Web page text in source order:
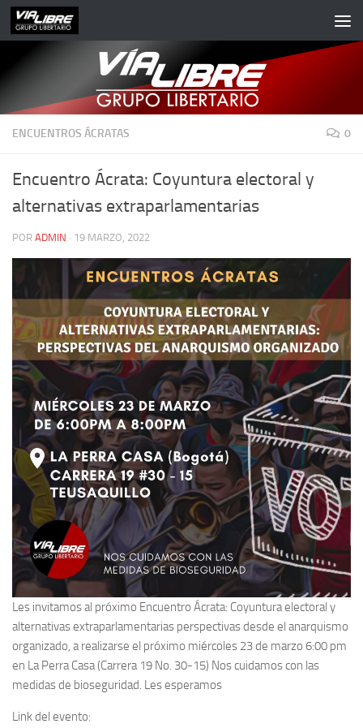
Saltar al contenido
ENCUENTROS ÁCRATAS 0
Encuentro Ácrata: Coyuntura electoral y
alternativas extraparlamentarias
POR ADMIN · 19 MARZO, 2022
Les invitamos al próximo Encuentro Ácrata: Coyuntura electoral y
alternativas extraparlamentarias perspectivas desde el anarquismo
organizado, a realizarse el próximo miércoles 23 de marzo 6:00 pm
en La Perra Casa (Carrera 19 No. 30-15) Nos cuidamos con las
medidas de bioseguridad. Les esperamos
Link del evento: